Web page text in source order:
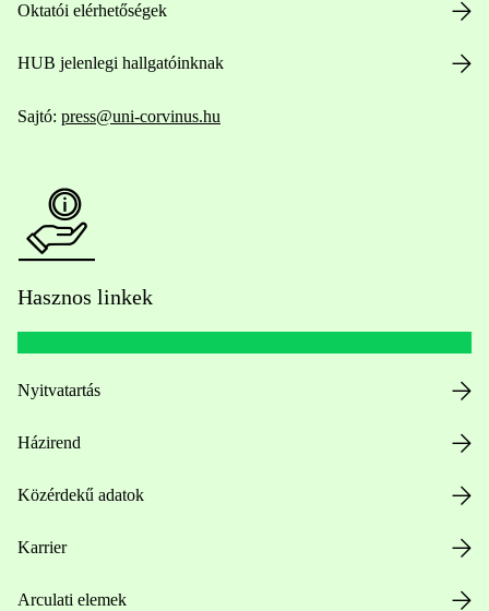
Oktatói elérhetőségek
HUB jelenlegi hallgatóinknak
Sajtó: press@uni-corvinus.hu
Hasznos linkek
Nyitvatartás
Házirend
Közérdekű adatok
Karrier
Arculati elemek